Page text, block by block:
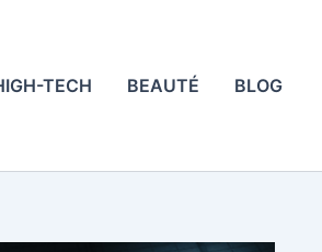
TECH BEAUTÉ BLOG